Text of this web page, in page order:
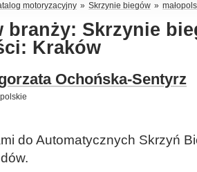
motoryzacyjny » Skrzynie biegów »
branży: Skrzynie
Kraków
Ochońska-Sentyrz
do Automatycznych Skrzyń